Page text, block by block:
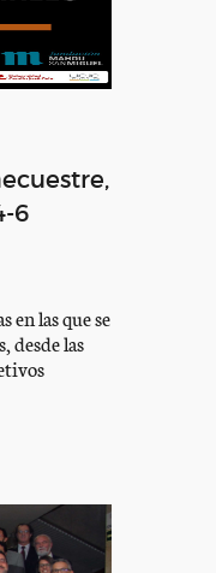
6
en las que se
desde las